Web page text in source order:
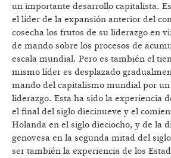
un importante desarrollo capitalista.
el líder de la expansión anterior del
cosecha los frutos de su liderazgo en
de mando sobre los procesos de
escala mundial. Pero es también el
mismo líder es desplazado
mando del capitalismo mundial por
liderazgo. Esta ha sido la experiencia
el final del siglo diecinueve y el
Holanda en el siglo dieciocho, y de la
genovesa en la segunda mitad del
ser también la experiencia de los